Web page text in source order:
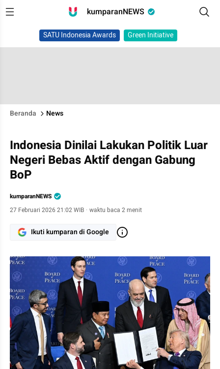
kumparanNEWS
SATU Indonesia Awards Green Initiative
Beranda News
Indonesia Dinilai Lakukan Politik Luar
Negeri Bebas Aktif dengan Gabung
BoP
kumparanNEWS
27 Februari 2026 21:02 WIB · waktu baca 2 menit
Ikuti kumparan di Google